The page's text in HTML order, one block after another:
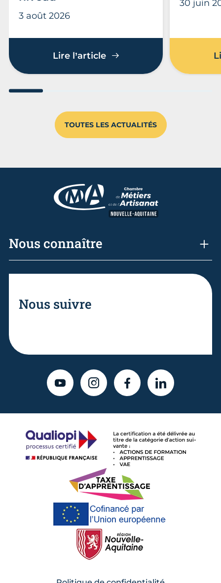
3 août 2026
Lire l’articleExamens 2026 : les CFA
30 juin
TOUTES LES ACTUALITÉS
Nous connaître
Nous suivre
YOUTUBEINSTAGRAMFACEBOOKLINKEDIN